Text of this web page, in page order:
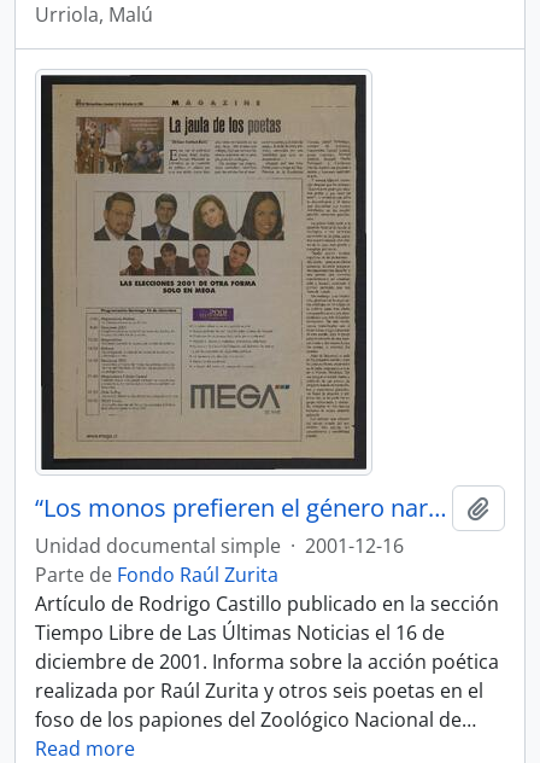
Urriola, Malú
“Los monos prefieren el género narrativo”
Unidad documental simple · 2001-12-16
Parte de Fondo Raúl Zurita
Artículo de Rodrigo Castillo publicado en la sección
Tiempo Libre de Las Últimas Noticias el 16 de
diciembre de 2001. Informa sobre la acción poética
realizada por Raúl Zurita y otros seis poetas en el
foso de los papiones del Zoológico Nacional de…
Read more